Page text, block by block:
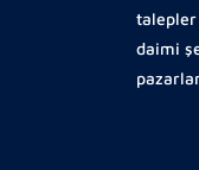
talepler
daimi